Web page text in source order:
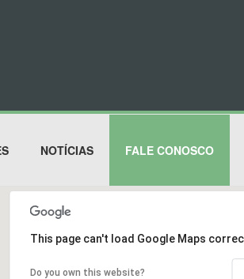
NOTÍCIAS FALE CONOSCO
This page can't load Google Maps
Do you own this website?